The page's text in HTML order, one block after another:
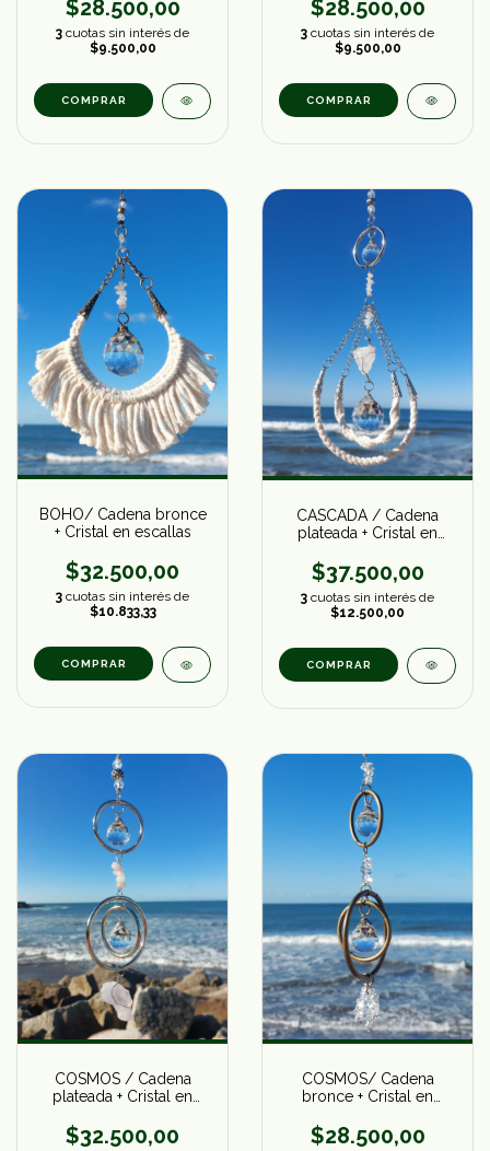
$28.500,00
3 cuotas sin interés de
$9.500,00
COMPRAR
$28.500,00
3 cuotas sin interés de
$9.500,00
COMPRAR
BOHO/ Cadena bronce
+ Cristal en escallas
$32.500,00
3 cuotas sin interés de
$10.833,33
COMPRAR
CASCADA / Cadena
plateada + Cristal en
$37.500,00
3 cuotas sin interés de
$12.500,00
COMPRAR
COSMOS / Cadena
plateada + Cristal en
$32.500,00
COSMOS/ Cadena
bronce + Cristal en
$28.500,00